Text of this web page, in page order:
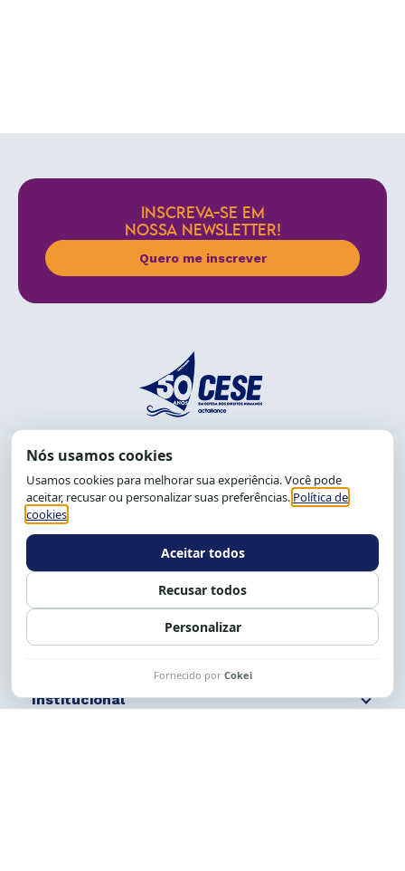
INSCREVA-SE EM
NOSSA NEWSLETTER!
Quero me inscrever
End.: R. da Graça, 150. Graça
CEP: 40.150-055
Salvador-BA, Brasil.
Tel.: (71) 2104-5457, Cel.: (71) 9 9239-2104 ou 2105
Expediente: 8h às 12h e 13 às 17h.
Siga nossas redes Fale conosco
Institucional